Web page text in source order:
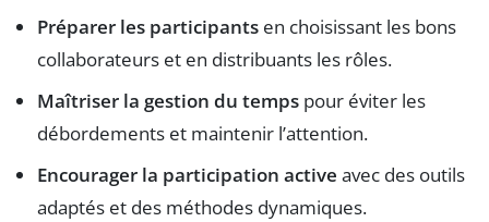
Préparer les participants en choisissant les bons
collaborateurs et en distribuants les rôles.
Maîtriser la gestion du temps pour éviter les
débordements et maintenir l’attention.
Encourager la participation active avec des outils
adaptés et des méthodes dynamiques.